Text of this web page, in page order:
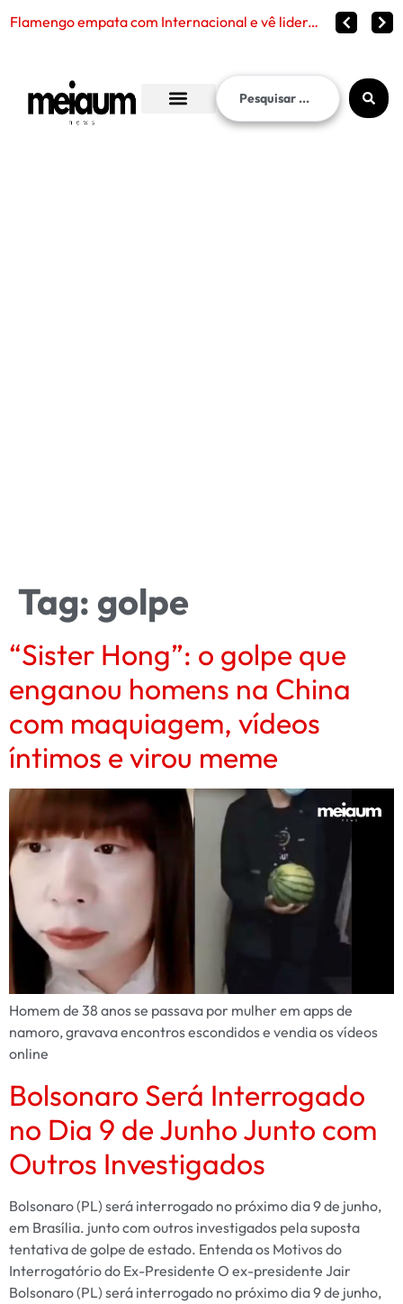
Flamengo empata com Internacional e vê liderança continuar distante no Brasileirão 2026
Tag: golpe
“Sister Hong”: o golpe que
enganou homens na China
com maquiagem, vídeos
íntimos e virou meme
Homem de 38 anos se passava por mulher em apps de
namoro, gravava encontros escondidos e vendia os vídeos
online
Bolsonaro Será Interrogado
no Dia 9 de Junho Junto com
Outros Investigados
Bolsonaro (PL) será interrogado no próximo dia 9 de junho,
em Brasília. junto com outros investigados pela suposta
tentativa de golpe de estado. Entenda os Motivos do
Interrogatório do Ex-Presidente O ex-presidente Jair
Bolsonaro (PL) será interrogado no próximo dia 9 de junho,